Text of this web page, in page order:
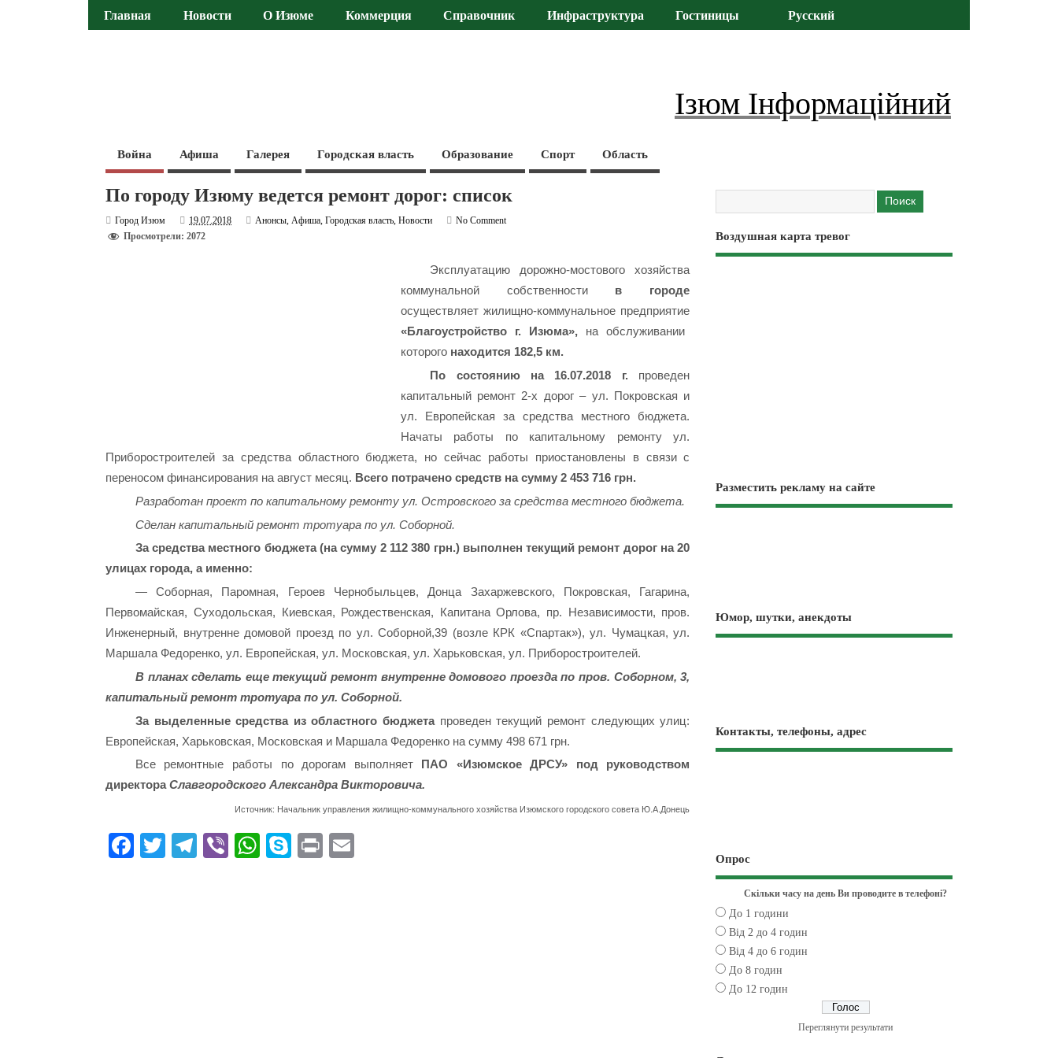
Главная Новости О Изюме Коммерция Справочник Инфраструктура Гостиницы Русский
Ізюм Інформаційний
Война Афиша Галерея Городская власть Образование Спорт Область
По городу Изюму ведется ремонт дорог: список
Город Изюм 19.07.2018 Анонсы,Афиша,Городская власть,Новости
No Comment
Просмотрели: 2072
Эксплуатацию дорожно-мостового хозяйства
коммунальной собственностив городе
осуществляет жилищно-коммунальное предприятие
«Благоустройство г. Изюма»,на обслуживании
которого находится 182,5 км.
По состоянию на 16.07.2018 г.проведен
капитальный ремонт 2-х дорог – ул. Покровская и
ул. Европейская за средства местного бюджета.
Начаты работы по капитальному ремонту ул.
Приборостроителей за средства областного бюджета, но сейчас работы приостановлены в связи с
переносом финансирования на август месяц. Всего потрачено средств на сумму 2 453 716 грн.
Разработан проект по капитальному ремонту ул. Островского за средства местного бюджета.
Сделан капитальный ремонт тротуара по ул. Соборной.
За средства местного бюджета (на сумму 2 112 380 грн.) выполнен текущий ремонт дорог на 20
улицах города, а именно:
— Соборная, Паромная, Героев Чернобыльцев, Донца Захаржевского, Покровская, Гагарина,
Первомайская, Суходольская, Киевская, Рождественская, Капитана Орлова, пр. Независимости, пров.
Инженерный, внутренне домовой проезд по ул. Соборной,39 (возле КРК «Спартак»), ул. Чумацкая, ул.
Маршала Федоренко, ул. Европейская, ул. Московская, ул. Харьковская, ул. Приборостроителей.
В планах сделать еще текущий ремонт внутренне домового проезда по пров. Соборном, 3,
капитальный ремонт тротуара по ул. Соборной.
За выделенные средства из областного бюджетапроведен текущий ремонт следующих улиц:
Европейская, Харьковская, Московская и Маршала Федоренко на сумму 498 671 грн.
Все ремонтные работы по дорогам выполняет ПАО «Изюмское ДРСУ» под руководством
директораСлавгородского Александра Викторовича.
Источник: Начальник управления жилищно-коммунальногохозяйства Изюмского городского совета Ю.А.Донець
Fa T
Te Vi
W
S
Pr
Воздушная карта тревог
Разместить рекламу на сайте
Юмор, шутки, анекдоты
Контакты, телефоны, адрес
Опрос
Скільки часу на день Ви проводите в телефоні?
До 1 години
Від 2 до 4 годин
Від 4 до 6 годин
До 8 годин
До 12 годин
Переглянути результати